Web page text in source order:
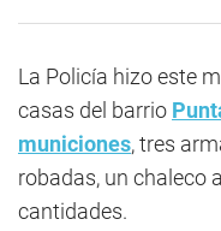
La Policía hizo este
casas del barrio
municiones, tres
robadas, un chaleco
cantidades.